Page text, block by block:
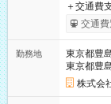
＋交通費支給 ★交通費全額支給！ ┗案件によ
いOK！
ンビニATM
交通費
勤務地
東京都豊
東京都豊
株式会